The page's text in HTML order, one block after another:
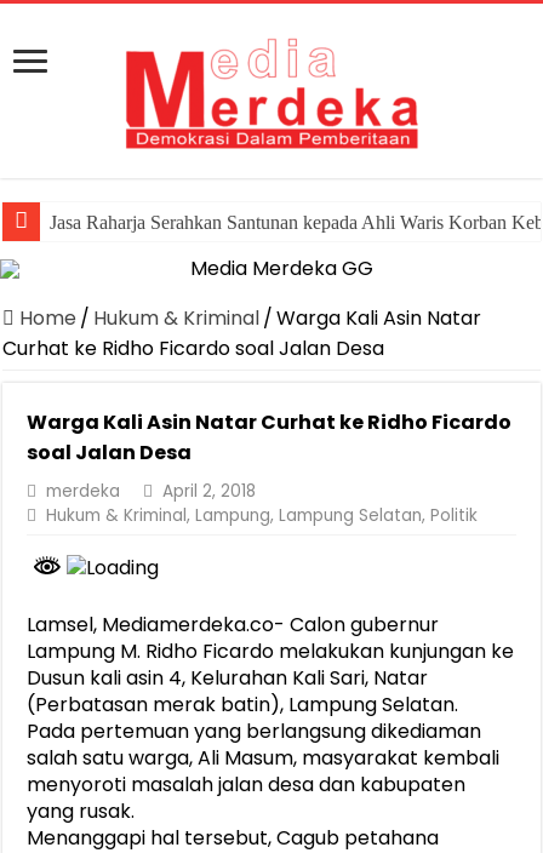
Jasa Raharja Serahkan Santunan kepada Ahli Waris Korban
Home / Hukum & Kriminal/Warga Kali Asin Natar
Curhat ke Ridho Ficardo soal Jalan Desa
Warga Kali Asin Natar Curhat ke Ridho Ficardo
soal Jalan Desa
merdeka
April 2, 2018
Hukum & Kriminal,Lampung,Lampung Selatan,Politik
Lamsel, Mediamerdeka.co- Calon gubernur
Lampung M. Ridho Ficardo melakukan kunjungan ke
Dusun kali asin 4, Kelurahan Kali Sari, Natar
(Perbatasan merak batin), Lampung Selatan.
Pada pertemuan yang berlangsung dikediaman
salah satu warga, Ali Masum, masyarakat kembali
menyoroti masalah jalan desa dan kabupaten
yang rusak.
Menanggapi hal tersebut, Cagub petahana